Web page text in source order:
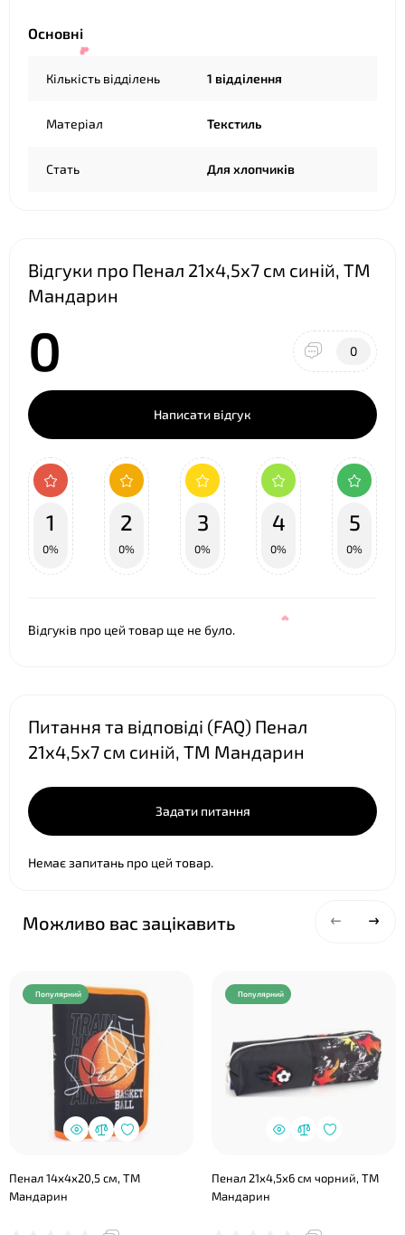
Основні
Кількість відділень 1 відділення
Матеріал Текстиль
Стать Для хлопчиків
Відгуки про Пенал 21х4,5х7 см синій, ТМ
Мандарин
0 0
Написати відгук
1
0%
2
0%
3
0%
4
0%
5
0%
Відгуків про цей товар ще не було.
Питання та відповіді (FAQ) Пенал
21х4,5х7 см синій, ТМ Мандарин
Задати питання
Немає запитань про цей товар.
Можливо вас зацікавить
Популярний
Пенал 14х4х20,5 см, ТМ
Мандарин
Популярний
Пенал 21х4,5х6 см чорний, ТМ
Мандарин